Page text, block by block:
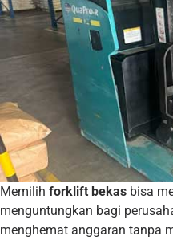
Memilih forklift bekas bisa
menguntungkan bagi
menghemat anggaran tanpa